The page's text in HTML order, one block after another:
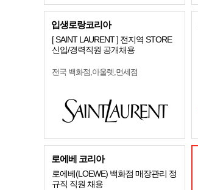
입생로랑코리아
[ SAINT LAURENT ] 전지역 STORE
신입/경력직원 공개채용
전국 백화점,아울렛,면세점
로에베 코리아
로에베(LOEWE) 백화점 매장관리 정
규직 직원 채용